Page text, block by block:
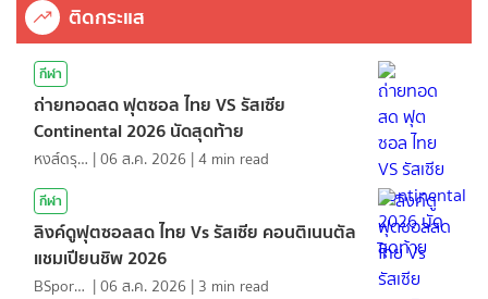
ติดกระแส
กีฬา
ถ่ายทอดสด ฟุตซอล ไทย VS รัสเซีย
Continental 2026 นัดสุดท้าย
หงส์ดรุณ |06 ส.ค. 2026 |4 min read
กีฬา
ลิงค์ดูฟุตซอลสด ไทย Vs รัสเซีย คอนติเนนตัล
แชมเปียนชิพ 2026
BSports8 |06 ส.ค. 2026 | 3 min read